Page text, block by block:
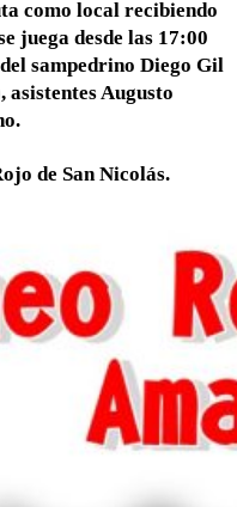
como local recibiendo
juega desde las 17:00
sampedrino Diego Gil
Augusto
de San Nicolás.